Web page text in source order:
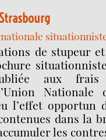
de stupeur
aux
Nationale
l’effet opportun
dans la
les